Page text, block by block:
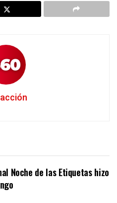
Noche de las Etiquetas hizo